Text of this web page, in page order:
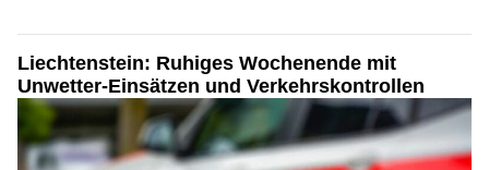
Liechtenstein: Ruhiges Wochenende mit
Unwetter-Einsätzen und Verkehrskontrollen